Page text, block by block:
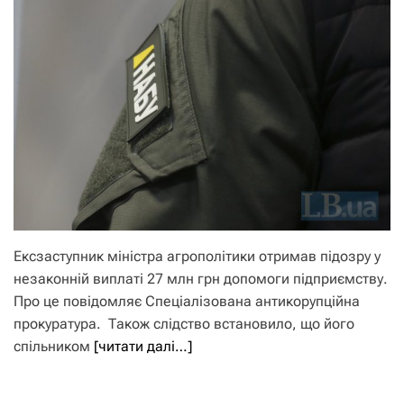
Ексзаступник міністра агрополітики отримав підозру у
незаконній виплаті 27 млн грн допомоги підприємству.
Про це повідомляє Спеціалізована антикорупційна
прокуратура. Також слідство встановило, що його
спільником [читати далі…]